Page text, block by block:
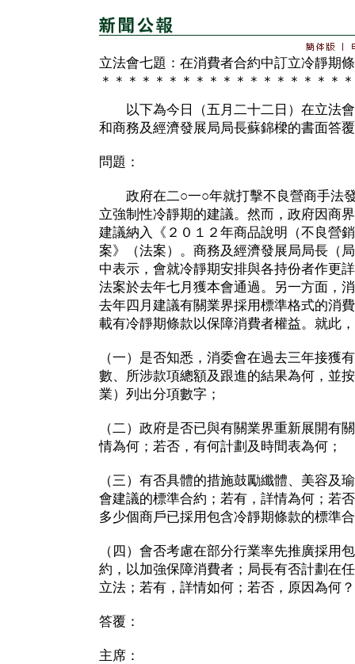
立法會七題：在消費者合約中訂立冷靜期
＊＊＊＊＊＊＊＊＊＊＊＊＊＊＊＊＊＊
以下為今日（五月二十二日）在立法會
和商務及經濟發展局局長蘇錦樑的書面答
問題：
政府在二○一○年就打擊不良營商手法
立強制性冷靜期的建議。然而，政府因商
建議納入《２０１２年商品說明（不良營
案》（法案）。商務及經濟發展局局長（
中表示，會就冷靜期安排與各持份者作更
法案於去年七月獲本會通過。另一方面，
去年四月建議有關業界採用標準格式的消
載有冷靜期條款以保障消費者權益。就此
（一）是否知悉，消委會在過去三年接獲
數、所涉款項總額及跟進的結果為何，並
業）列出分項數字；
（二）政府是否已與有關業界重新展開有
情為何；若否，有何計劃及時間表為何；
（三）有否具體的措施鼓勵纖體、美容及
會建議的標準合約；若有，詳情為何；若
多少個商戶已採用包含冷靜期條款的標準
（四）會否考慮在部分行業率先推廣採用
約，以加強保障消費者；局長有否計劃在
立法；若有，詳情如何；若否，原因為何？
答覆：
主席：